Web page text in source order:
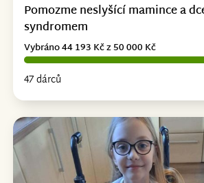
Pomozme neslyšící mamince a
syndromem
47 dárců
Vybráno 44 193 Kč z 50 000 Kč